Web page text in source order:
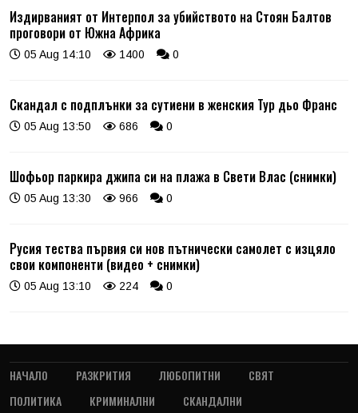
Издирваният от Интерпол за убийството на Стоян Балтов
проговори от Южна Африка
05 Aug 14:10 1400 0
Скандал с подплънки за сутиени в женския Тур дьо Франс
05 Aug 13:50 686 0
Шофьор паркира джипа си на плажа в Свети Влас (снимки)
05 Aug 13:30 966 0
Русия тества първия си нов пътнически самолет с изцяло
свои компоненти (видео + снимки)
05 Aug 13:10 224 0
НАЧАЛО РАЗКРИТИЯ ЛЮБОПИТНИ
СВЯТ
ПОЛИТИКА
КРИМИНАЛНИ
СКАНДАЛНИ